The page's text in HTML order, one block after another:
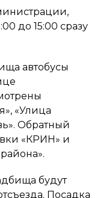
до 15:00 сразу
автобусы
«Улица
Обратный
«КРИН» и
будут
Посадка